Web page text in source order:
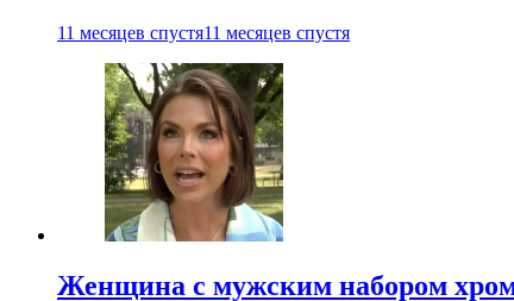
11 месяцев спустя11 месяцев спустя
Женщина с мужским набором